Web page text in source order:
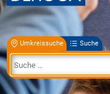
Umkreissuche Suche